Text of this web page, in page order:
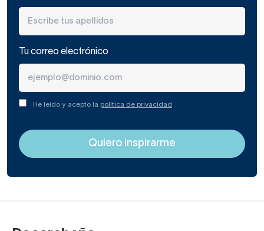
Tu correo electrónico
He leído y acepto la política de privacidad